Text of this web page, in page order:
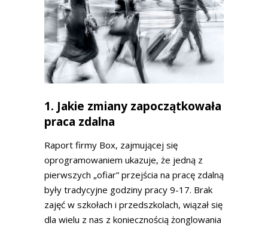
1. Jakie zmiany zapoczątkowała
praca zdalna
Raport firmy Box, zajmującej się
oprogramowaniem ukazuje, że jedną z
pierwszych „ofiar” przejścia na pracę zdalną
były tradycyjne godziny pracy 9-17. Brak
zajęć w szkołach i przedszkolach, wiązał się
dla wielu z nas z koniecznością żonglowania